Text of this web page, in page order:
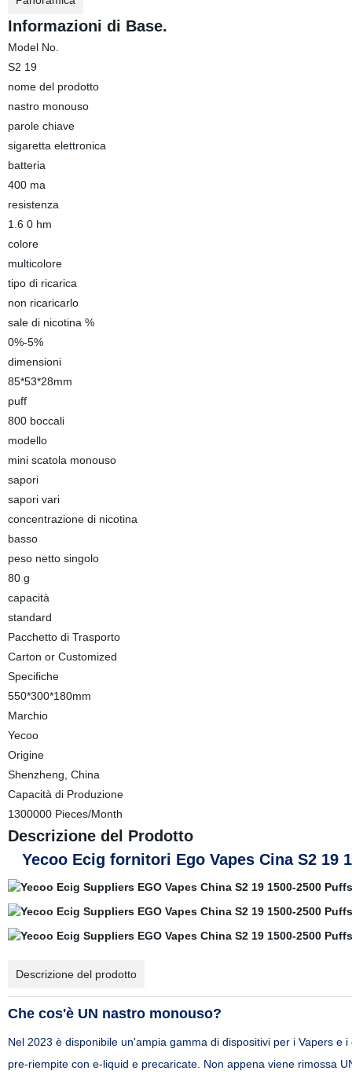
Informazioni di Base.
Model No.
S2 19
nome del prodotto
nastro monouso
parole chiave
sigaretta elettronica
batteria
400 ma
resistenza
1.6 0 hm
colore
multicolore
tipo di ricarica
non ricaricarlo
sale di nicotina %
0%-5%
dimensioni
85*53*28mm
puff
800 boccali
modello
mini scatola monouso
sapori
sapori vari
concentrazione di nicotina
basso
peso netto singolo
80 g
capacità
standard
Pacchetto di Trasporto
Carton or Customized
Specifiche
550*300*180mm
Marchio
Yecoo
Origine
Shenzheng, China
Capacità di Produzione
1300000 Pieces/Month
Descrizione del Prodotto
Yecoo Ecig fornitori Ego Vapes Cina S2 19
Descrizione del prodotto
Che cos'è UN nastro monouso?
Nel 2023 è disponibile un'ampia gamma di dispositivi per i Vapers
pre-riempite con e-liquid e precaricate. Non appena viene rimossa